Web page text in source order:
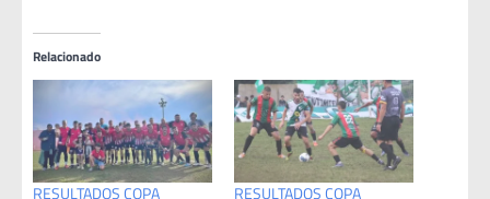
Relacionado
RESULTADOS COPA
RESULTADOS COPA